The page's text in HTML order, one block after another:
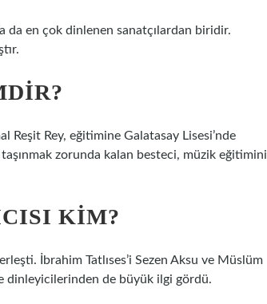
da en çok dinlenen sanatçılardan biridir.
Reşit Rey, eğitimine Galatasay Lisesi’nde
zorunda kalan besteci, müzik eğitimini
KIM?
İbrahim Tatlıses’i Sezen Aksu ve Müslüm
dinleyicilerinden de büyük ilgi gördü.